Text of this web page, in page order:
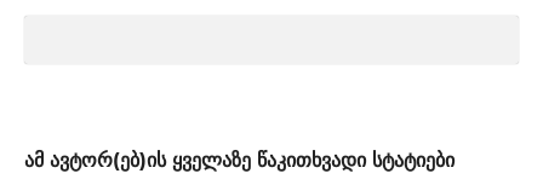
ამ ავტორ(ებ)ის ყველაზე წაკითხვადი სტატიები